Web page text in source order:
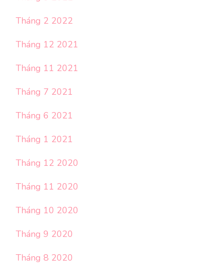
Tháng 2 2022
Tháng 12 2021
Tháng 11 2021
Tháng 7 2021
Tháng 6 2021
Tháng 1 2021
Tháng 12 2020
Tháng 11 2020
Tháng 10 2020
Tháng 9 2020
Tháng 8 2020